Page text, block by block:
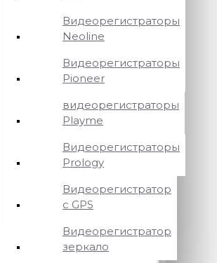
Видеорегистраторы
Neoline
Видеорегистраторы
Pioneer
видеорегистраторы
Playme
Видеорегистраторы
Prology
Видеорегистратор
с GPS
Видеорегистратор
зеркало